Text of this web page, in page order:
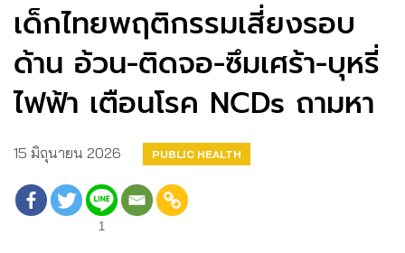
เด็กไทยพฤติกรรมเสี่ยงรอบ
ด้าน อ้วน-ติดจอ-ซึมเศร้า-บุหรี่
ไฟฟ้า เตือนโรค NCDs ถามหา
15 มิถุนายน 2026 PUBLIC HEALTH
1